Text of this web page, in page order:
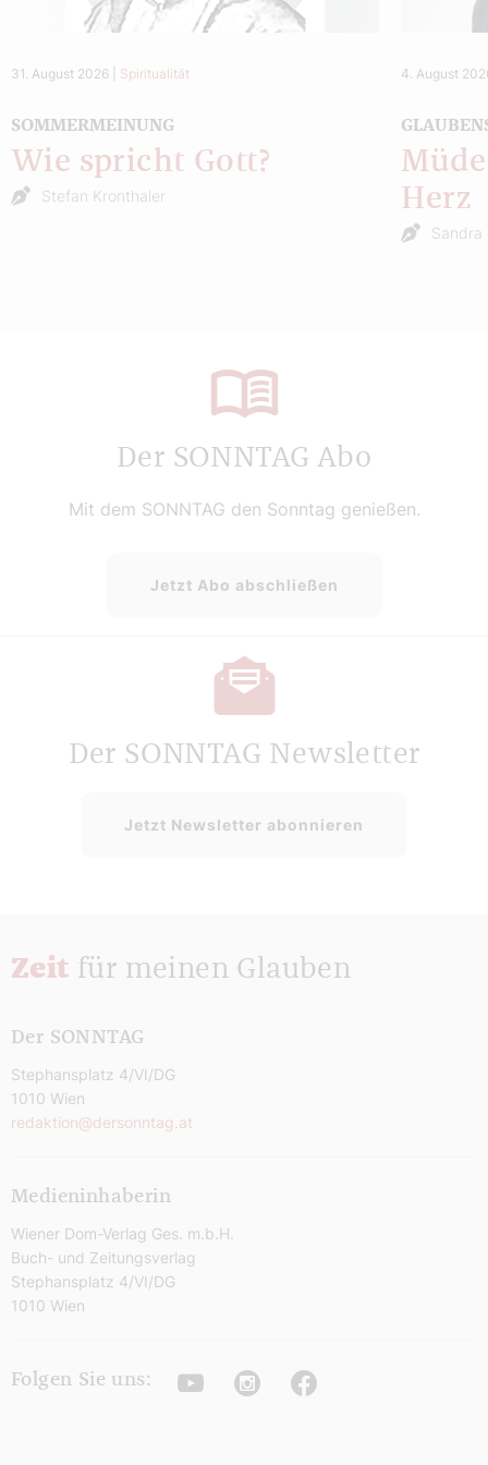
31. August 2026 Spiritualität
SOMMERMEINUNG
Wie spricht Gott?
Stefan Kronthaler
4. August
Herz
Sandra
Der SONNTAG Abo
Mit dem SONNTAG den Sonntag genießen.
Jetzt Abo abschließen
Der SONNTAG Newsletter
Jetzt Newsletter abonnieren
Zeit für meinen Glauben
Der SONNTAG
Stephansplatz 4/VI/DG
1010 Wien
redaktion@dersonntag.at
Medieninhaberin
Wiener Dom-Verlag Ges. m.b.H.
Buch- und Zeitungsverlag
Stephansplatz 4/VI/DG
1010 Wien
Folgen Sie uns: YoutubeInstagramFacebook